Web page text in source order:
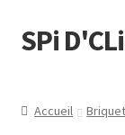
SPi
Accueil